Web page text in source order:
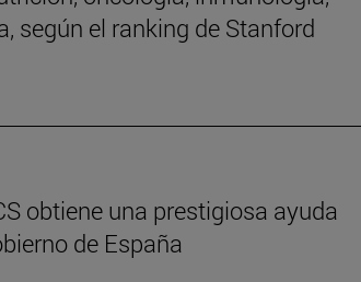
según el ranking de Stanford
obtiene una prestigiosa ayuda
de España